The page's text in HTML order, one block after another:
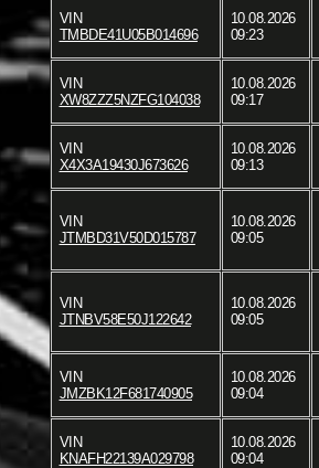
VIN
TMBDE41U05B014696
10.08.2026
09:23
VIN
XW8ZZZ5NZFG104038
10.08.2026
09:17
VIN
X4X3A19430J673626
10.08.2026
09:13
VIN
JTMBD31V50D015787
10.08.2026
09:05
VIN
JTNBV58E50J122642
10.08.2026
09:05
VIN
JMZBK12F681740905
10.08.2026
09:04
VIN
KNAFH22139A029798
10.08.2026
09:04